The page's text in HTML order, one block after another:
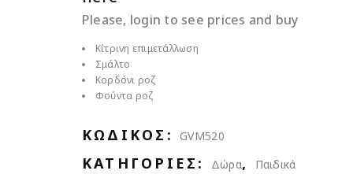
Please, login to see prices and buy
Κίτρινη επιμετάλλωση
Σμάλτο
Κορδόνι ροζ
Φούντα ροζ
ΚΩΔΙΚΌΣ:GVM520
ΚΑΤΗΓΟΡΊΕΣ: Δώρα, Παιδικά